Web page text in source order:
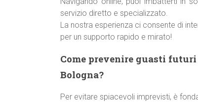
servizio diretto e specializzato.
La nostra esperienza ci consente di
per un supporto rapido e mirato!
Come prevenire guasti
Bologna?
Per evitare spiacevoli imprevisti, è